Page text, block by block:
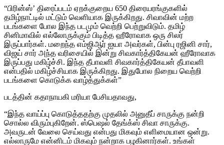
“பிரின்ஸ்’ திரைப்படம் ஏறக்குறைய 650 திரையரங்குகளில்
தமிழ்நாட்டில் மட்டும் வெளியாக இருக்கிறது. சிவாவின் மற்ற
படங்களை போல இந்த படமும் வெற்றி பெற்றுவிடும். தமிழ்
சினிமாவில் எல்லோருக்கும் பிடித்த ஹீரோவாக ஒரு சிலர்
இருப்பார்கள். மறைந்த எம்ஜிஆர் ஐயா அவர்கள், பின்பு ரஜினி சார்,
விஜய் சார் அந்த வரிசையில் இன்று சிவகார்த்திகேயன் ஹீரோவாக
இருப்பது மகிழ்ச்சி. இந்த தீபாவளி சிவகார்த்திகேயன் தீபாவளி
என்பதில் மகிழ்ச்சியாக இருக்கிறது. இதுபோல நிறைய வெற்றி
படங்களை கொடுக்க வாழ்த்துக்கள்”
படத்தின் கதாநாயகி மரியா பேசியதாவது,
“இந்த வாய்ப்பு கொடுத்ததற்கு முதலில் அனுதீப் சாருக்கு நன்றி
சொல்ல விரும்புகிறேன். ஸ்பெஷல் தேங்க்ஸ் சிவா சாருக்கு.
அவருடன் வேலை செய்வது என்பது மிகவும் எளிமையான ஒன்று.
எல்லாருமே என்னிடம் மிகவும் நன்றாக பழகினார்கள். உங்கள்